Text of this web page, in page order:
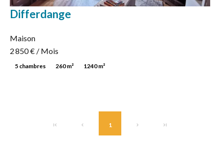
Differdange
Maison
2 850 € / Mois
5 chambres 260 m² 1240 m²
1